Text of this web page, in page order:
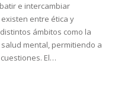
e intercambiar
entre ética y
ámbitos como la
mental, permitiendo a
El…